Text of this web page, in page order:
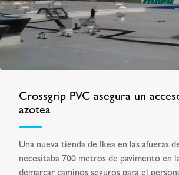
Crossgrip PVC asegura un
azotea
Una nueva tienda de Ikea en las afueras
necesitaba 700 metros de pavimento en
demarcar caminos seguros para el